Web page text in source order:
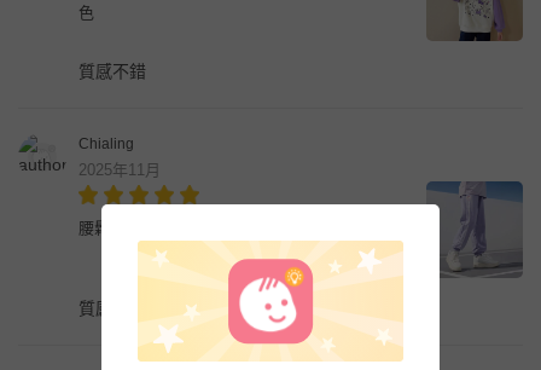
色
質感不錯
Chialing
2025年11月
腰鬆緊百搭休閒長褲-卡通人物美樂蒂-紫色
質感不錯